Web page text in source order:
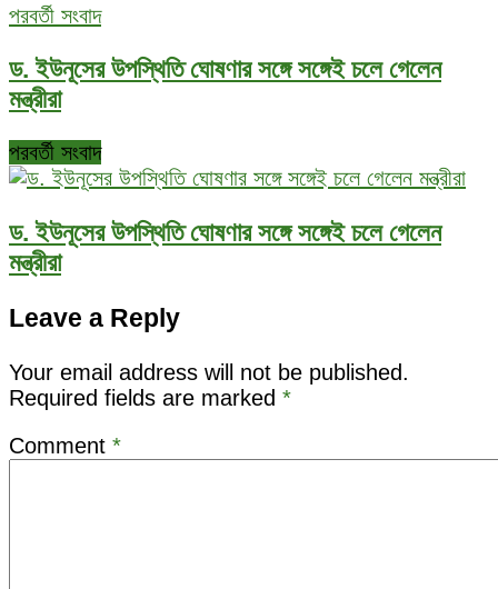
পরবর্তী সংবাদ
ড. ইউনূসের উপস্থিতি ঘোষণার সঙ্গে সঙ্গেই চলে গেলেন
মন্ত্রীরা
পরবর্তী সংবাদ
ড. ইউনূসের উপস্থিতি ঘোষণার সঙ্গে সঙ্গেই চলে গেলেন
মন্ত্রীরা
Leave a Reply
Your email address will not be published.
Required fields are marked *
Comment *